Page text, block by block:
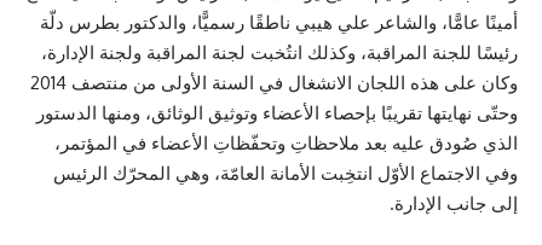
أمينًا عامًّا، والشاعر علي هيبي ناطقًا رسميًّا، والدكتور بطرس دلّة
رئيسًا للجنة المراقبة، وكذلك انتُخبت لجنة المراقبة ولجنة الإدارة،
وكان على هذه اللجان الانشغال في السنة الأولى من منتصف 2014
وحتّى نهايتها تقريبًا بإحصاء الأعضاء وتوثيق الوثائق، ومنها الدستور
الذي صُودق عليه بعد ملاحظاتِ وتحفّظاتِ الأعضاء في المؤتمر،
وفي الاجتماع الأوّل انتخِبت الأمانة العامّة، وهي المحرّك الرئيس
إلى جانب الإدارة.